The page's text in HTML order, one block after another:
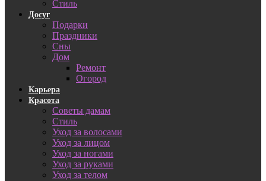
Стиль
Досуг
Подарки
Праздники
Сны
Дом
Ремонт
Огород
Карьера
Красота
Советы дамам
Стиль
Уход за волосами
Уход за лицом
Уход за ногами
Уход за руками
Уход за телом